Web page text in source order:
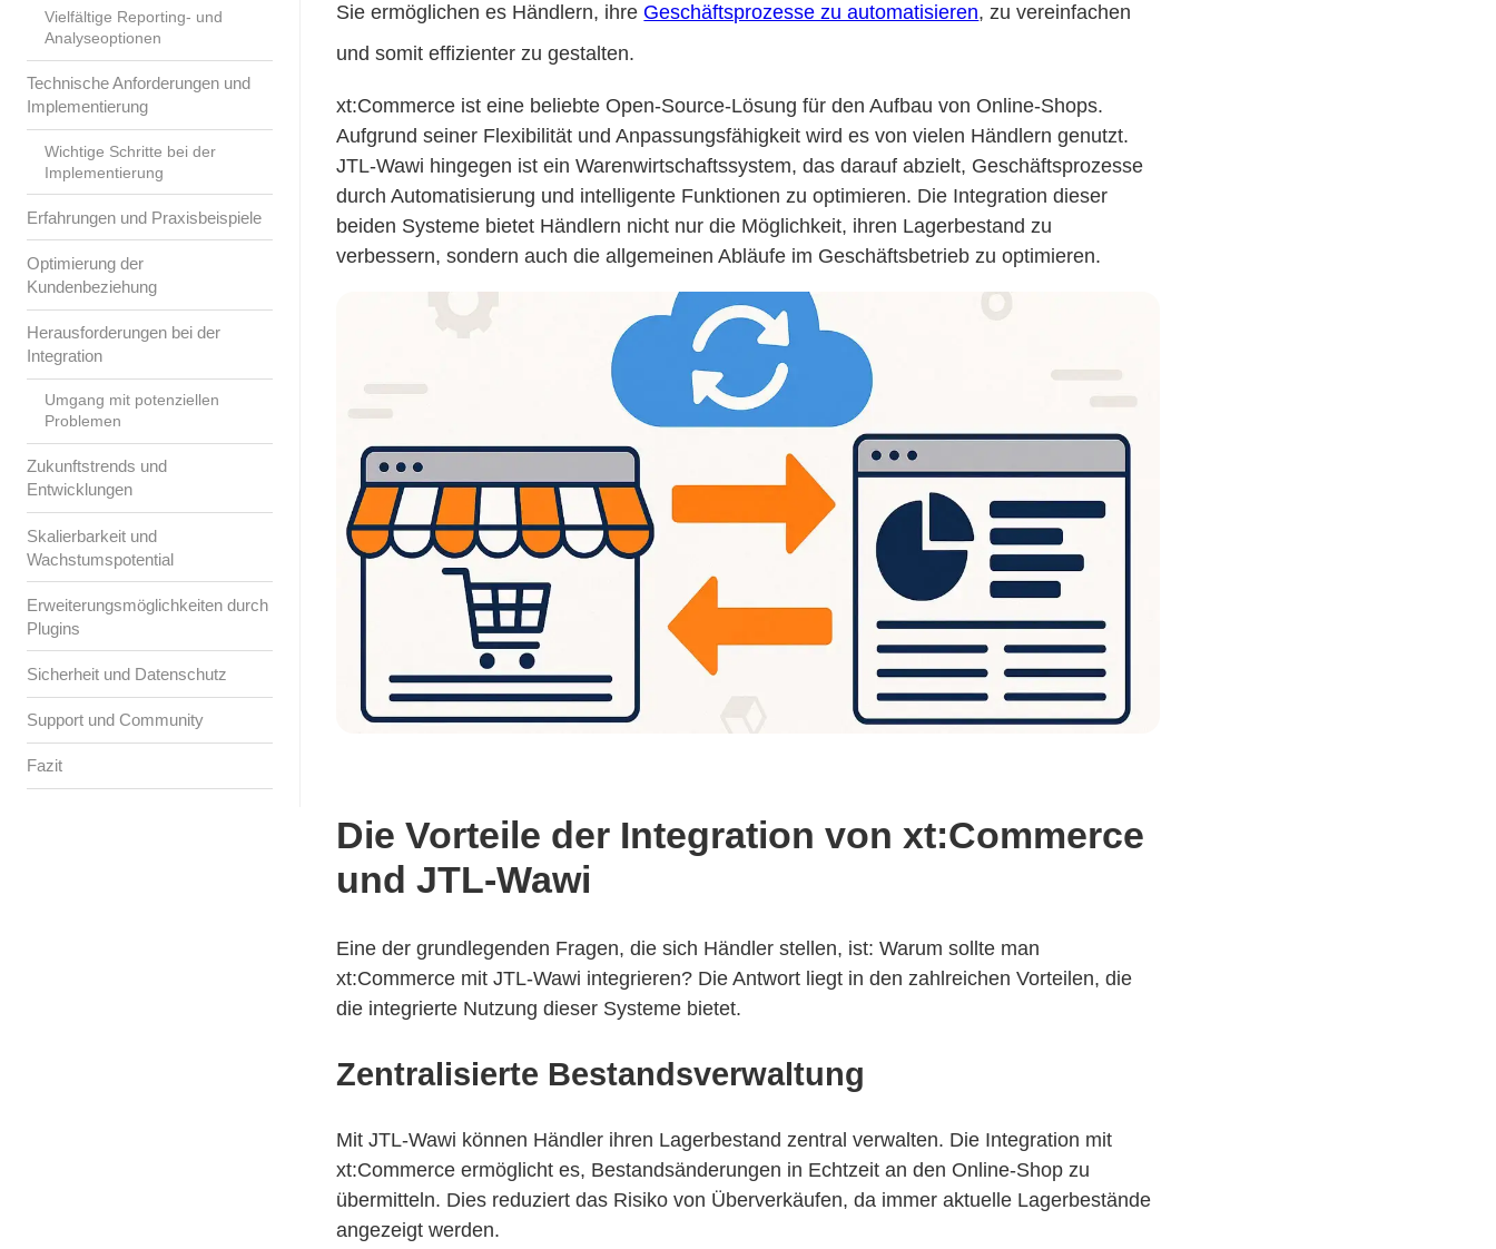
Vielfältige Reporting- und
Analyseoptionen
Technische Anforderungen und
Implementierung
Wichtige Schritte bei der
Implementierung
Erfahrungen und Praxisbeispiele
Optimierung der
Kundenbeziehung
Herausforderungen bei der
Integration
Umgang mit potenziellen
Problemen
Zukunftstrends und
Entwicklungen
Skalierbarkeit und
Wachstumspotential
Erweiterungsmöglichkeiten durch
Plugins
Sicherheit und Datenschutz
Support und Community
Fazit
Sie ermöglichen es Händlern, ihre Geschäftsprozesse zu automatisieren, zu vereinfachen
und somit effizienter zu gestalten.
xt:Commerce ist eine beliebte Open-Source-Lösung für den Aufbau von Online-Shops.
Aufgrund seiner Flexibilität und Anpassungsfähigkeit wird es von vielen Händlern genutzt.
JTL-Wawi hingegen ist ein Warenwirtschaftssystem, das darauf abzielt, Geschäftsprozesse
durch Automatisierung und intelligente Funktionen zu optimieren. Die Integration dieser
beiden Systeme bietet Händlern nicht nur die Möglichkeit, ihren Lagerbestand zu
verbessern, sondern auch die allgemeinen Abläufe im Geschäftsbetrieb zu optimieren.
Die Vorteile der Integration von xt:Commerce
und JTL-Wawi
Eine der grundlegenden Fragen, die sich Händler stellen, ist: Warum sollte man
xt:Commerce mit JTL-Wawi integrieren? Die Antwort liegt in den zahlreichen Vorteilen, die
die integrierte Nutzung dieser Systeme bietet.
Zentralisierte Bestandsverwaltung
Mit JTL-Wawi können Händler ihren Lagerbestand zentral verwalten. Die Integration mit
xt:Commerce ermöglicht es, Bestandsänderungen in Echtzeit an den Online-Shop zu
übermitteln. Dies reduziert das Risiko von Überverkäufen, da immer aktuelle Lagerbestände
angezeigt werden.